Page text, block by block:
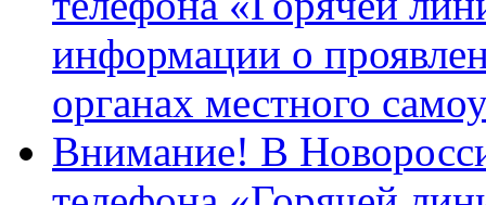
информации о
органах местного
Внимание! В